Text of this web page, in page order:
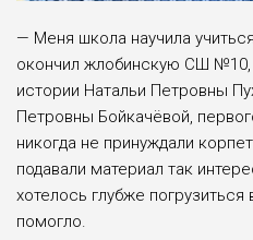
— Меня школа научила
окончил жлобинскую СШ
истории Натальи Петровны
Петровны Бойкачёвой,
никогда не принуждали
подавали материал так
хотелось глубже
помогло.